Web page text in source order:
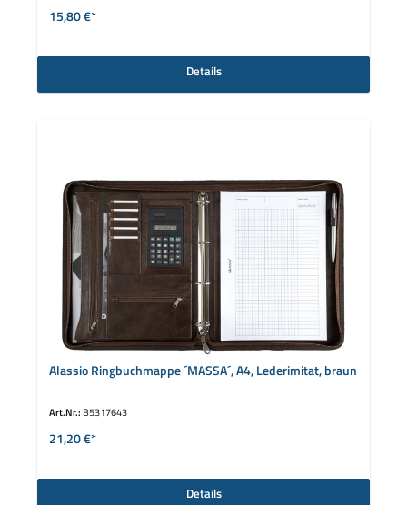
15,80 €*
Details
Alassio Ringbuchmappe ´MASSA´, A4, Lederimitat, braun
Art.Nr.: B5317643
21,20 €*
Details